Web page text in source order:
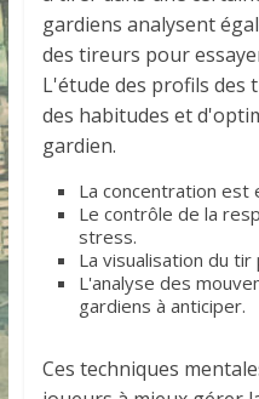
gardiens analysent
des tireurs pour
L'étude des profils des
des habitudes et
gardien.
La concentration est
Le contrôle de la
stress.
La visualisation du
L'analyse des
gardiens à anticiper.
Ces techniques